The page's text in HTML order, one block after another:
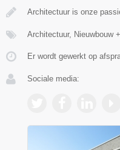
Architectuur is onze
Architectuur, Nieuwbouw
Er wordt gewerkt op
Sociale media: